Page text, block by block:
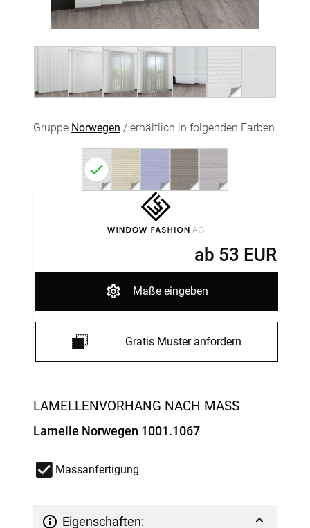
Gruppe Norwegen / erhältlich in folgenden Farben
LAMELLENVORHANG NACH MASS
Lamelle Norwegen 1001.1067
Massanfertigung
Eigenschaften:
ab 53 EUR
Maße eingeben
Gratis Muster anfordern